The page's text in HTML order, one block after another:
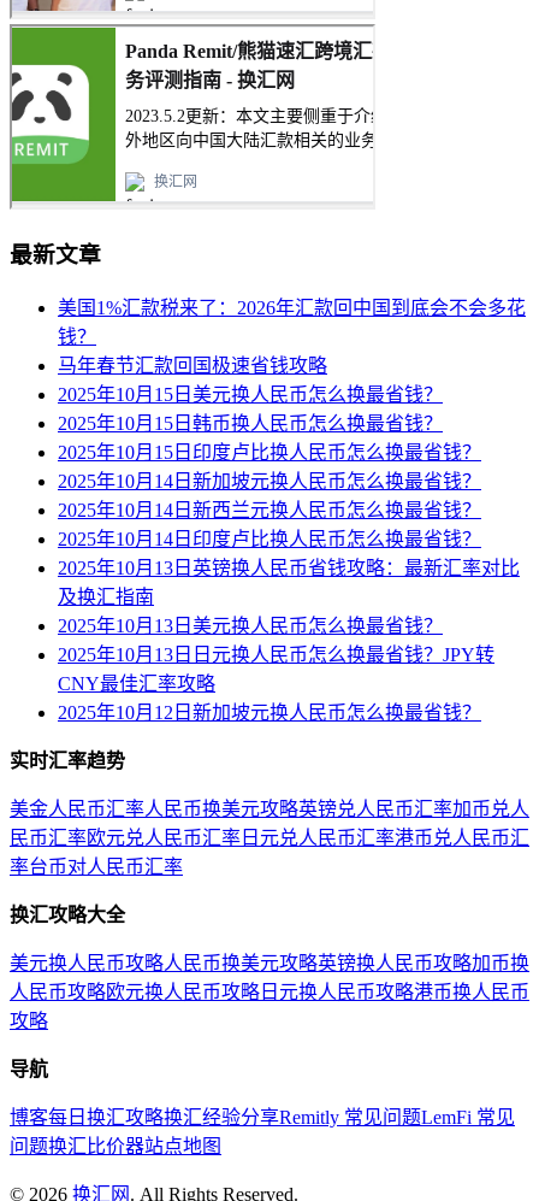
最新文章
美国1%汇款税来了：2026年汇款回中国到底会不会多花
钱？
马年春节汇款回国极速省钱攻略
2025年10月15日美元换人民币怎么换最省钱？
2025年10月15日韩币换人民币怎么换最省钱？
2025年10月15日印度卢比换人民币怎么换最省钱？
2025年10月14日新加坡元换人民币怎么换最省钱？
2025年10月14日新西兰元换人民币怎么换最省钱？
2025年10月14日印度卢比换人民币怎么换最省钱？
2025年10月13日英镑换人民币省钱攻略：最新汇率对比
及换汇指南
2025年10月13日美元换人民币怎么换最省钱？
2025年10月13日日元换人民币怎么换最省钱？JPY转
CNY最佳汇率攻略
2025年10月12日新加坡元换人民币怎么换最省钱？
实时汇率趋势
美金人民币汇率人民币换美元攻略英镑兑人民币汇率加币兑人
民币汇率欧元兑人民币汇率 日元兑人民币汇率港币兑人民币汇
率台币对人民币汇率
换汇攻略大全
美元换人民币攻略人民币换美元攻略英镑换人民币攻略加币换
人民币攻略欧元换人民币攻略 日元换人民币攻略港币换人民币
攻略
导航
博客每日换汇攻略换汇经验分享Remitly 常见问题LemFi 常见
问题换汇比价器站点地图
© 2026 换汇网 . All Rights Reserved.